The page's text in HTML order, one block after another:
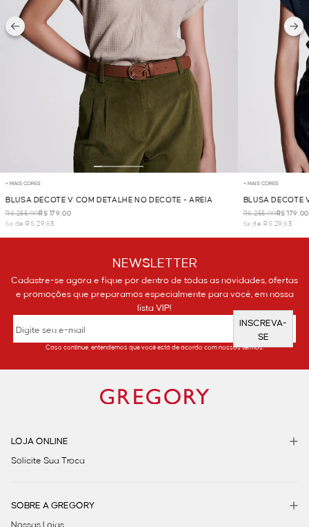
+ MAIS CORES
BLUSA DECOTE V COM DETALHE NO DECOTE - AREIA
R$ 255,00R$ 179,00
6x de R$ 29,83
+ MAIS CORES
BLUSA DECOTE
R$ 255,00R$ 179,00
6x de R$ 29,83
NEWSLETTER
Cadastre-se agora e fique por dentro de todas as novidades, ofertas
e promoções que preparamos especialmente para você, em nossa
lista VIP!
INSCREVA-
SE
Caso continue, entendemos que você está de acordo com nossos termos.
LOJA ONLINE
Solicite Sua Troca
SOBRE A GREGORY